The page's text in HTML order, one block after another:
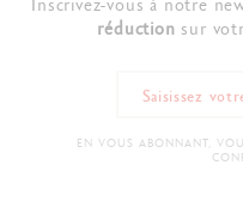
Caran d'Ache vous propose
techniques sèches qu'à la
réduction sur
EN VOUS ABONNANT,